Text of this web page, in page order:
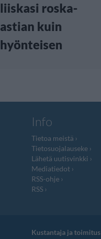
liiskasi roska-
astian kuin
hyönteisen
Info
Tietoa meistä
Tietosuojalauseke
Lähetä uutisvinkki
Mediatiedot
RSS-ohje
RSS
Kustantaja ja toimitus